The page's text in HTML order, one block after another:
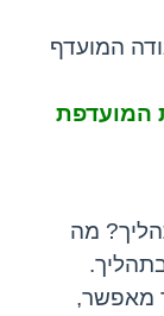
המועדף
המועדפת
מה
מאפשר,